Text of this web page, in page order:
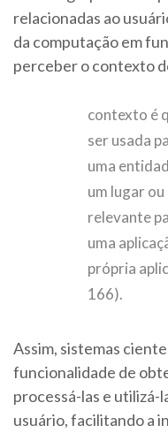
relacionadas ao
da computação em
perceber o contexto
contexto é
ser usada
uma
um lugar
relevante
uma
própria
166).
Assim, sistemas
funcionalidade de
processá-las e utilizá-
usuário, facilitando a